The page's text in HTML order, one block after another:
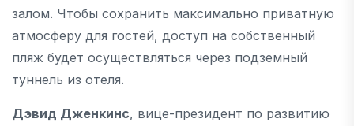
залом. Чтобы сохранить максимально приватную
атмосферу для гостей, доступ на собственный
пляж будет осуществляться через подземный
туннель из отеля.
Дэвид Дженкинс, вице-президент по развитию